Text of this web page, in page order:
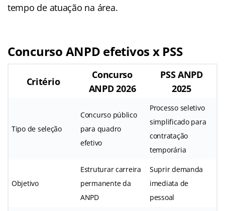
tempo de atuação na área.
Concurso ANPD efetivos x PSS
Critério
Concurso
ANPD 2026
PSS ANPD
2025
Tipo de seleção
Concurso público
para quadro
efetivo
Processo seletivo
simplificado para
contratação
temporária
Objetivo
Estruturar carreira
permanente da
ANPD
Suprir demanda
imediata de
pessoal